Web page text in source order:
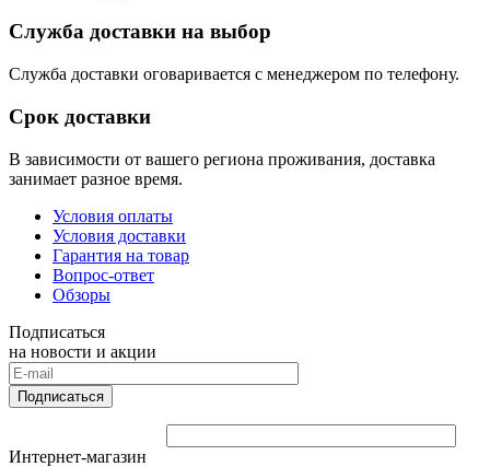
Служба доставки на выбор
Служба доставки оговаривается с менеджером по телефону.
Срок доставки
В зависимости от вашего региона проживания, доставка
занимает разное время.
Условия оплаты
Условия доставки
Гарантия на товар
Вопрос-ответ
Обзоры
Подписаться
на новости и акции
Подписаться
Интернет-магазин